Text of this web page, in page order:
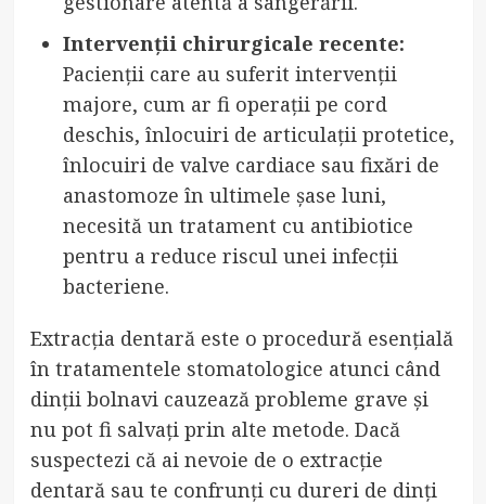
Intervenții chirurgicale recente:
Pacienții care au suferit intervenții
majore, cum ar fi operații pe cord
deschis, înlocuiri de articulații protetice,
înlocuiri de valve cardiace sau fixări de
anastomoze în ultimele șase luni,
necesită un tratament cu antibiotice
pentru a reduce riscul unei infecții
bacteriene.
Extracția dentară este o procedură esențială
în tratamentele stomatologice atunci când
dinții bolnavi cauzează probleme grave și
nu pot fi salvați prin alte metode. Dacă
suspectezi că ai nevoie de o extracție
dentară sau te confrunți cu dureri de dinți